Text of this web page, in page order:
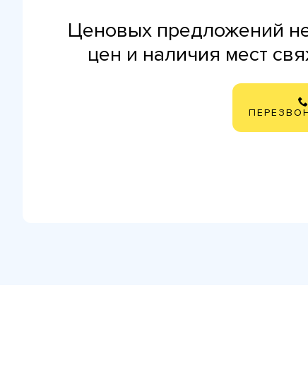
Ценовых предложений
цен и наличия мест